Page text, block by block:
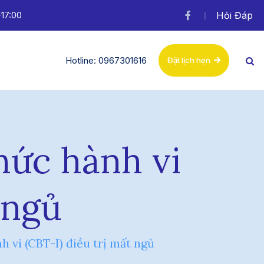
Hỏi Đáp
Hotline: 0967301616 Đặt lịch hẹn
hành vi
vi (CBT-I) điều trị mất ngủ